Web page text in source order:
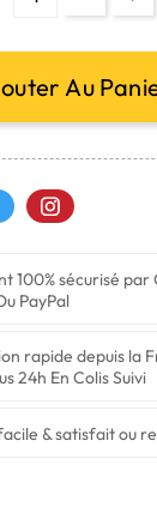
Au
PayPal
24h En Colis Suivi